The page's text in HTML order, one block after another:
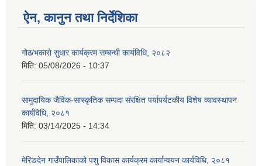
ऐन, कानुन तथा निर्देशिका
गोठ/भकारो सुधार कार्यक्रम सम्बन्धी कार्यविधि, २०८२
मिति: 05/08/2026 - 10:37
सामुदायिक जैविक-सास्कृतिक सम्पदा संरक्षित पर्यापर्यटकीय विशेष व्यावस्थापन
कार्यविधि, २०८१
मिति: 03/14/2025 - 14:34
मेरिङदेन गाउँपालिकाको पशु विकास कार्यक्रम कार्यान्वयन कार्यविधि, २०८१